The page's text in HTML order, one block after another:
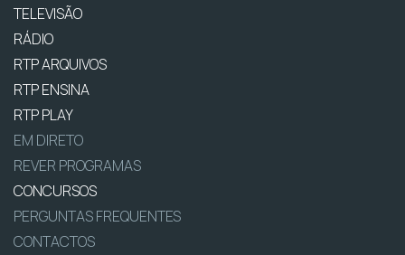
TELEVISÃO
RÁDIO
RTP ARQUIVOS
RTP ENSINA
RTP PLAY
EM DIRETO
REVER PROGRAMAS
CONCURSOS
PERGUNTAS FREQUENTES
CONTACTOS